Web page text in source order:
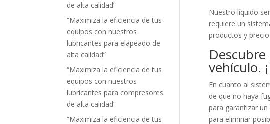
Nuestro líquido
requiere un
productos y
vehículo.
En cuanto al
de que no haya
para garantizar
para eliminar
de alta calidad”
“Maximiza la eficiencia de tus
equipos con nuestros
lubricantes para elapeado de
alta calidad”
“Maximiza la eficiencia de tus
equipos con nuestros
lubricantes para compresores
de alta calidad”
“Maximiza la eficiencia de tus